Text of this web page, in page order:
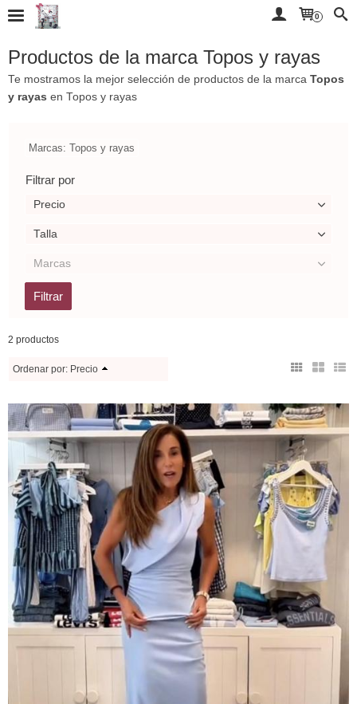
0
Productos de la marca Topos y rayas
Te mostramos la mejor selección de productos de la marca Topos
y rayas en Topos y rayas
Marcas: Topos y rayas
Filtrar por
Precio
Talla
Marcas
2 productos
Ordenar por: Precio